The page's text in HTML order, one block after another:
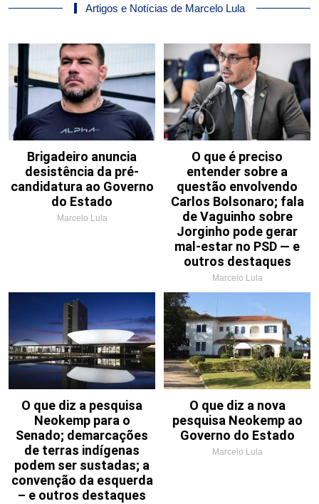
Artigos e Notícias de Marcelo Lula
Brigadeiro anuncia
desistência da pré-
candidatura ao Governo
do Estado
Marcelo Lula
O que é preciso
entender sobre a
questão envolvendo
Carlos Bolsonaro; fala
de Vaguinho sobre
Jorginho pode gerar
mal-estar no PSD — e
outros destaques
Marcelo Lula
O que diz a pesquisa
Neokemp para o
Senado; demarcações
de terras indígenas
podem ser sustadas; a
convenção da esquerda
– e outros destaques
O que diz a nova
pesquisa Neokemp ao
Governo do Estado
Marcelo Lula